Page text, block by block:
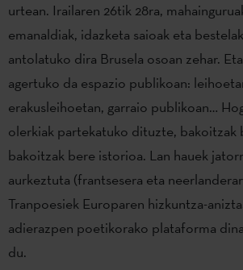
urtean. Irailaren 26tik 28ra,
emanaldiak, idazketa saioak eta
antolatuko dira Brusela osoan zehar.
agertuko da espazio publikoan:
erakusleihoetan, garraio publikoan…
olerkiak partekatuko dituzte, bakoitzak
bakoitzak bere istorioa. Lan hauek
aurkeztuta (frantsesera eta
Tranpoesiek Europaren hizkuntza-
adierazpen poetikorako plataforma
du.